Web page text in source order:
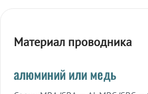
Материал проводника
алюминий или медь